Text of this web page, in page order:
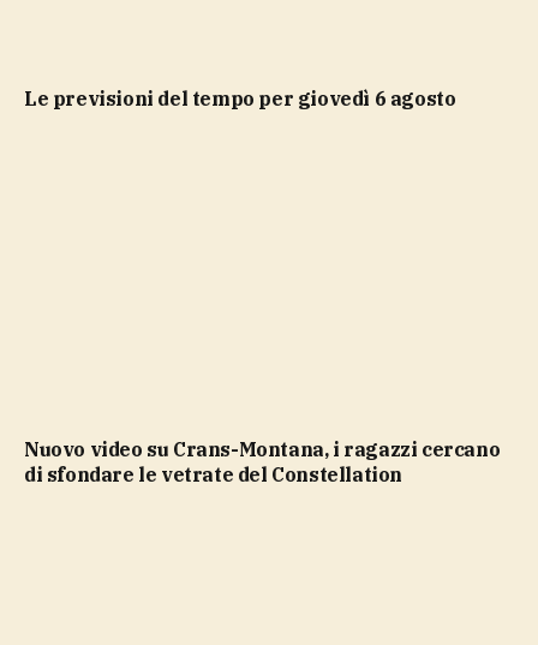
Le previsioni del tempo per giovedì 6 agosto
Nuovo video su Crans-Montana, i ragazzi cercano
di sfondare le vetrate del Constellation